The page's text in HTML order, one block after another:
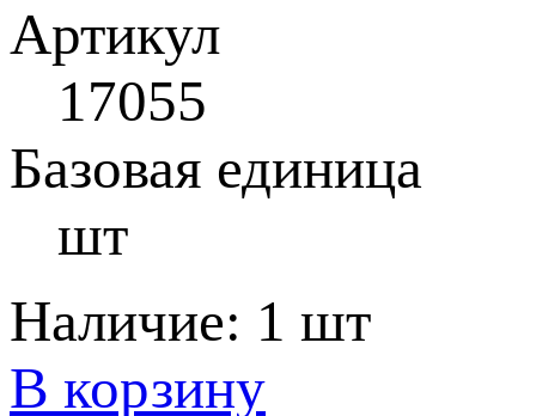
Артикул
17055
Базовая единица
шт
Наличие: 1 шт
В корзину